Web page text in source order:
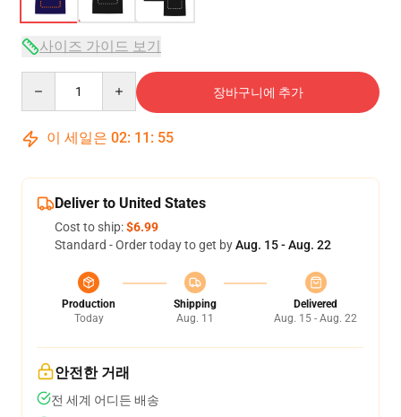
사이즈 가이드 보기
장바구니에 추가
이 세일은 02: 11 : 54
Deliver to United States
Cost to ship:$6.99
Standard - Order today to get byAug. 15 - Aug. 22
Production
Today
Shipping
Aug. 11
Delivered
Aug. 15 - Aug. 22
안전한 거래
전 세계 어디든 배송